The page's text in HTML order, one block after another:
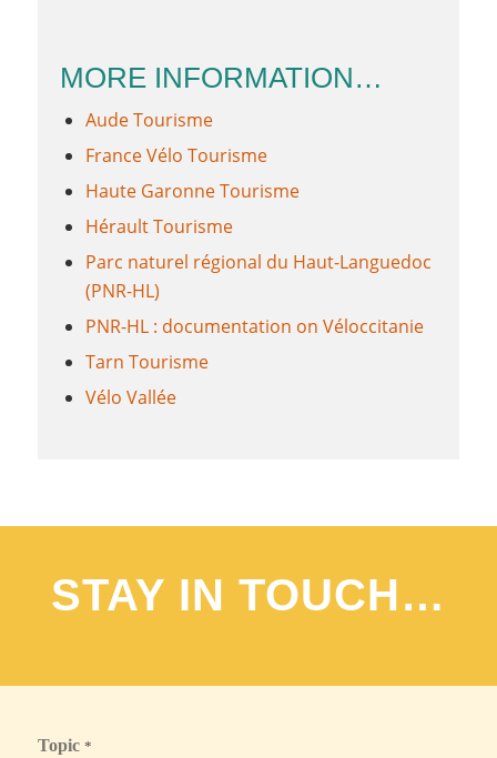
MORE INFORMATION…
Aude Tourisme
France Vélo Tourisme
Haute Garonne Tourisme
Hérault Tourisme
Parc naturel régional du Haut-Languedoc
(PNR-HL)
PNR-HL : documentation on Véloccitanie
Tarn Tourisme
Vélo Vallée
STAY IN TOUCH…
Topic *